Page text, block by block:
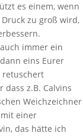
es einem, wenn
zu groß wird,
immer ein
eins Eurer
retuschert
dass z.B. Calvins
Weichzeichner
einer
das hätte ich